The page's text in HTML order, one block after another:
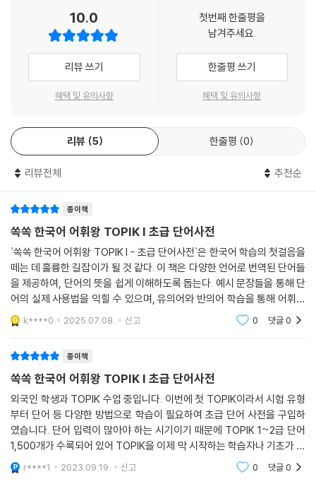
10.0
리뷰 쓰기
혜택 및 유의사항
첫번째 한줄평을
남겨주세요.
한줄평 쓰기
혜택 및 유의사항
리뷰 5 한줄평 0
리뷰전체 추천순
종이책
쏙쏙 한국어 어휘왕 TOPIK I 초급 단어사전
`쏙쏙 한국어 어휘왕 TOPIK I - 초급 단어사전`은 한국어 학습의 첫걸음을
떼는 데 훌륭한 길잡이가 될 것 같다. 이 책은 다양한 언어로 번역된 단어들
을 제공하여, 단어의 뜻을 쉽게 이해하도록 돕는다. 예시 문장들을 통해 단
어의 실제 사용법을 익힐 수 있으며, 유의어와 반의어 학습을 통해 어휘력
을 더욱 풍부하게 만들 수 있다.원어민의 발음을 듣고 따라 하는 것은 학습
효과를 높
k****0 2025.07.08. 신고 0 댓글0
종이책
쏙쏙 한국어 어휘왕 TOPIK I 초급 단어사전
외국인 학생과 TOPIK 수업 중입니다. 이번에 첫 TOPIK이라서 시험 유형
부터 단어 등 다양한 방법으로 학습이 필요하여 초급 단어 사전을 구입하
였습니다. 단어 입력이 많아야 하는 시기이기 때문에 TOPIK 1~2급 단어
1,500개가 수록되어 있어 TOPIK을 이제 막 시작하는 학습자나 기초가 필
요한 학습자에게 좋을 것 같습니다. 또 MP3와 동영상도 수록되어 있어서
발음도 따라해볼 수 있어
r****1 2023.09.19. 신고 0 댓글0